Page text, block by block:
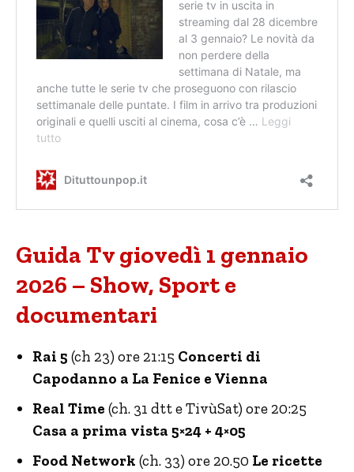
Guida Tv giovedì 1 gennaio
2026 – Show, Sport e
documentari
Rai 5 (ch 23) ore 21:15 Concerti di
Capodanno a La Fenice e Vienna
Real Time (ch. 31 dtt e TivùSat) ore 20:25
Casa a prima vista 5×24 + 4×05
Food Network (ch. 33) ore 20.50 Le ricette